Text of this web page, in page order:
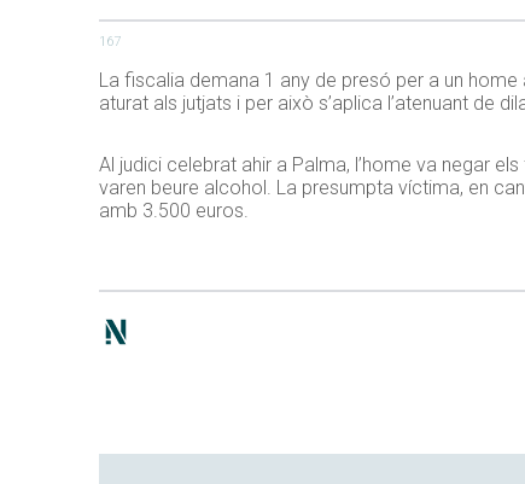
167
La fiscalia demana 1 any de presó per a un
aturat als jutjats i per això s’aplica l’atenuant de
Al judici celebrat ahir a Palma, l’home va negar
varen beure alcohol. La presumpta víctima, en
amb 3.500 euros.